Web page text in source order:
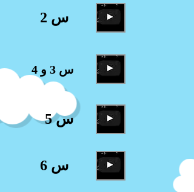
س 2
س 3 و 4
س 5
س 6